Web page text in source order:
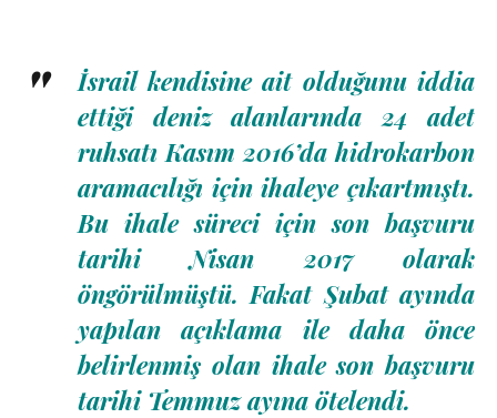
İsrail kendisine ait olduğunu iddia
ettiği deniz alanlarında 24 adet
ruhsatı Kasım 2016’da hidrokarbon
aramacılığı için ihaleye çıkartmıştı.
Bu ihale süreci için son başvuru
tarihi Nisan 2017 olarak
öngörülmüştü. Fakat Şubat ayında
yapılan açıklama ile daha önce
belirlenmiş olan ihale son başvuru
tarihi Temmuz ayına ötelendi.